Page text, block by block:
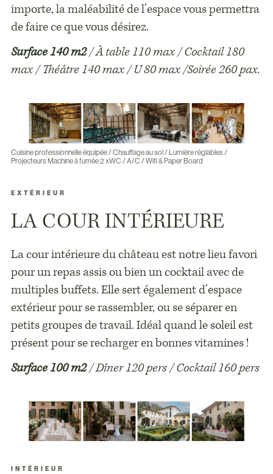
importe, la maléabilité de l’espace vous permettra
de faire ce que vous désirez.
Surface 140 m2/ À table 110 max / Cocktail 180
max / Théâtre 140 max / U 80 max /Soirée 260 pax.
Cuisine professionnelle équipée / Chauffage au sol / Lumière réglables /
Projecteurs Machine à fumée 2 xWC / A/C / Wifi & Paper Board
EXTÉRIEUR
LA COUR INTÉRIEURE
La cour intérieure du château est notre lieu favori
pour un repas assis ou bien un cocktail avec de
multiples buffets. Elle sert également d’espace
extérieur pour se rassembler, ou se séparer en
petits groupes de travail. Idéal quand le soleil est
présent pour se recharger en bonnes vitamines !
Surface 100 m2/ Dîner 120 pers / Cocktail 160 pers
INTÉRIEUR